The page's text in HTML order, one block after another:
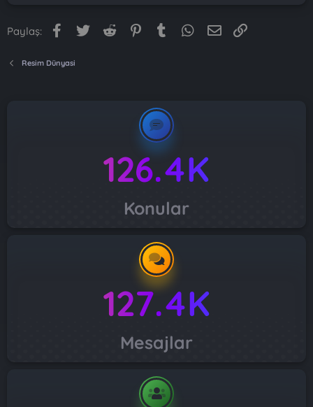
Paylaş: Facebook
Twitter Reddit PinterestTumblr WhatsApp
E-posta
Resim Dünyasi
126.4K
Konular
127.4K
Mesajlar